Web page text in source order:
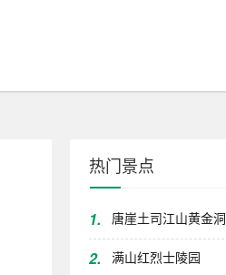
热门景点
1. 唐崖土司江山黄金洞
2. 满山红烈士陵园